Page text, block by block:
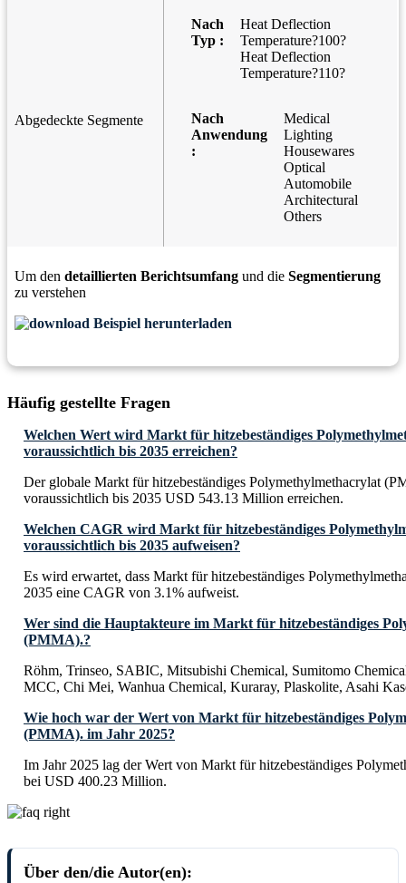
Abgedeckte Segmente
Nach
Typ :
Heat Deflection
Temperature?100?
Heat Deflection
Temperature?110?
Nach
Anwendung
:
Medical
Lighting
Housewares
Optical
Automobile
Architectural
Others
Um den detaillierten Berichtsumfang und die Segmentierung
zu verstehen
Beispiel herunterladen
Häufig gestellte Fragen
Welchen Wert wird Markt für hitzebeständiges
voraussichtlich bis 2035 erreichen?
Der globale Markt für hitzebeständiges Polymethylmethacrylat
voraussichtlich bis 2035 USD 543.13 Million erreichen.
Welchen CAGR wird Markt für hitzebeständiges
voraussichtlich bis 2035 aufweisen?
Es wird erwartet, dass Markt für hitzebeständiges
2035 eine CAGR von 3.1% aufweist.
Wer sind die Hauptakteure im Markt für hitzebeständiges
(PMMA).?
Röhm, Trinseo, SABIC, Mitsubishi Chemical, Sumitomo
MCC, Chi Mei, Wanhua Chemical, Kuraray, Plaskolite, Asahi
Wie hoch war der Wert von Markt für hitzebeständiges
(PMMA). im Jahr 2025?
Im Jahr 2025 lag der Wert von Markt für hitzebeständiges
bei USD 400.23 Million.
Über den/die Autor(en):